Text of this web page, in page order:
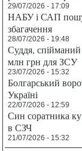
29/07/2026 - 17:09
НАБУ і САП
збагачення
28/07/2026 - 19:48
Суддя,
млн грн для ЗСУ
23/07/2026 - 15:32
Болгарський
Україні
22/07/2026 - 12:59
Син соратника
в СЗЧ
21/07/2026 - 15:32